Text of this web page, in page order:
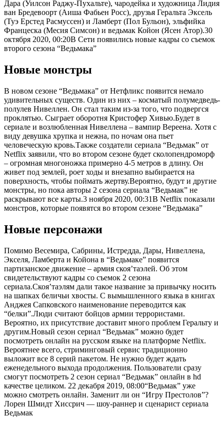
Дара (Уилсон Раджу-Пухальте), чародейка и художница Лидия
ван Бредевоорт (Аиша Фабьен Росс), друзья Геральта Эксель
(Туэ Ерстед Расмуссен) и Ламберт (Пол Бульон), эльфийка
Францеска (Месия Симсон) и ведьмак Койон (Ясен Атор).30
октября 2020, 00:20В Сети появились новые кадры со съемок
второго сезона “Ведьмака”
Новые монстры
В новом сезоне “Ведьмака” от Нетфликс появится немало
удивительных существ. Один из них – косматый полумедведь-
полулев Нивеллен. Он стал таким из-за того, что подвергся
проклятью. Сыграет оборотня Кристофер Хивью.Будет в
сериале и возлюбленная Нивеллена – вампир Вереена. Хотя с
виду девушка хрупка и нежна, по ночам она пьет
человеческую кровь.Также создатели сериала “Ведьмак” от
Netflix заявили, что во втором сезоне будет сколопендроморф
– огромная многоножка примерно 4-5 метров в длину. Он
живет под землей, роет ходы и внезапно выбирается на
поверхность, чтобы поймать жертву.Вероятно, будут и другие
монстры, но пока авторы 2 сезона сериала “Ведьмак” не
раскрывают все карты.3 ноября 2020, 00:31В Netflix показали
монстров, которые появятся во втором сезоне “Ведьмака”
Новые персонажи
Помимо Весемира, Сабрины, Истредда, Дары, Нивеллена,
Экселя, Ламберта и Койона в “Ведьмаке” появится
партизанское движение – армия скояʼтаэлей. Об этом
свидетельствуют кадры со съемок 2 сезона
сериала.Скояʼтаэлям дали такое название за привычку носить
на шапках беличьи хвосты. С вымышленного языка в книгах
Анджея Сапковского наименование переводится как
“белки”.Люди считают бойцов армии террористами.
Вероятно, их присутствие доставит много проблем Геральту и
другим.Новый сезон сериал “Ведьмак” можно будет
посмотреть онлайн на русском языке на платформе Netflix.
Вероятнее всего, стриминговый сервис традиционно
выложит все 8 серий пакетом. Не нужно будет ждать
еженедельного выхода продолжения. Пользователи сразу
смогут посмотреть 2 сезон сериал “Ведьмак” онлайн в hd
качестве целиком. 22 декабря 2019, 08:00“Ведьмак” уже
можно смотреть онлайн. Заменит ли он “Игру Престолов”?
Лорен Шмидт Хиссрич — шоу-раннер и сценарист сериала
Ведьмак